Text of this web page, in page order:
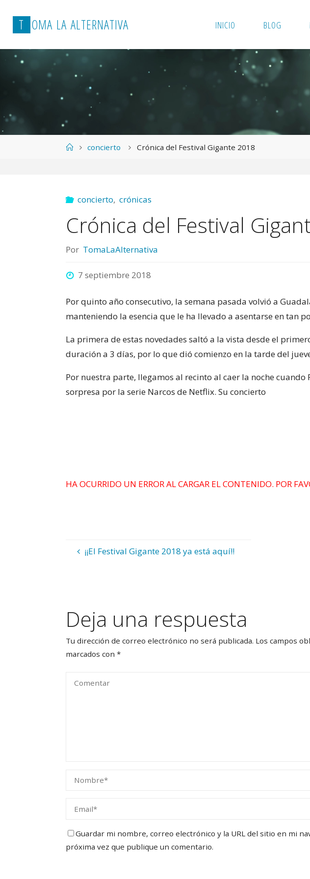
T OMA LA ALTERNATIVA INICIO BLOG
Páginaconcierto Crónica del Festival Gigante 2018
concierto, crónicas
Crónica del Festival
Por TomaLaAlternativa
7 septiembre 2018
Por quinto año consecutivo, la semana pasada volvió a
manteniendo la esencia que le ha llevado a asentarse en tan
La primera de estas novedades saltó a la vista desde el
duración a 3 días, por lo que dió comienzo en la tarde del
Por nuestra parte, llegamos al recinto al caer la noche
sorpresa por la serie Narcos de Netflix. Su concierto
HA OCURRIDO UN ERROR AL CARGAR EL CONTENIDO. POR
¡¡El Festival Gigante 2018 ya está aquí!!
Deja una respuesta
Tu dirección de correo electrónico no será publicada. Los campos
marcados con*
Guardar mi nombre, correo electrónico y la URL del sitio en mi
próxima vez que publique un comentario.